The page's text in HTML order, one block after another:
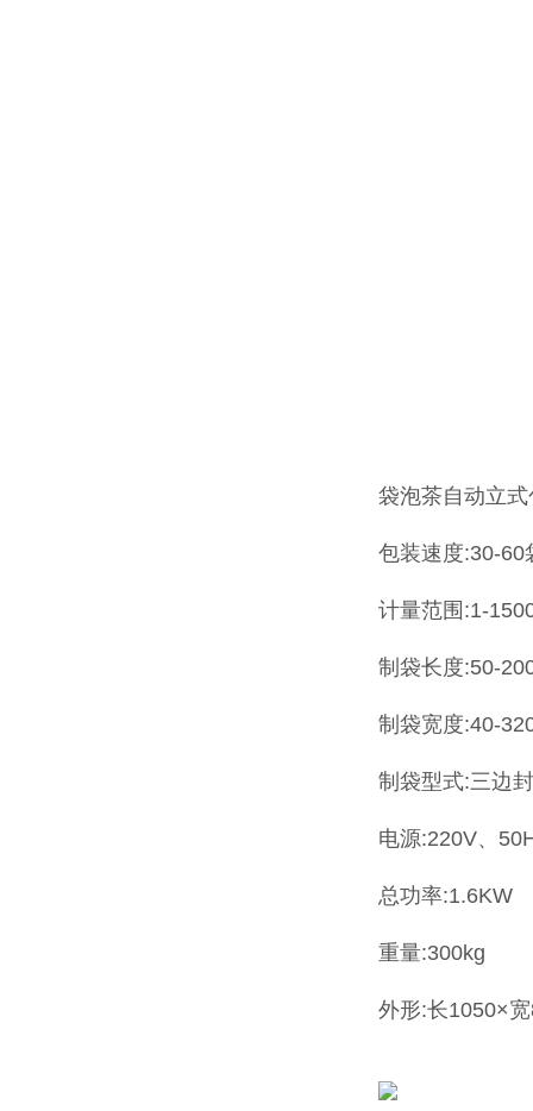
袋泡茶自动立
包装速度:30-60
计量范围:1-
制袋长度:50-
制袋宽度:40-
制袋型式:三边
电源:220V、
总功率:1.6KW
重量:300kg
外形:长1050×